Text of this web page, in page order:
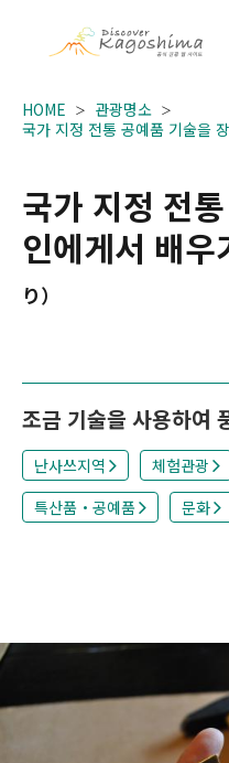
HOME
관광명소
국가 지정 전통 공예품 기술을
국가 지정 전
인에게서 배우
り）
조금 기술을 사용하여
난사쓰지역 체험관광
특산품・공예품
문화